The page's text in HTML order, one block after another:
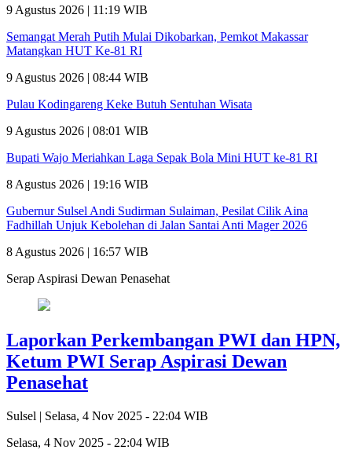
9 Agustus 2026 | 11:19 WIB
Semangat Merah Putih Mulai Dikobarkan, Pemkot Makassar
Matangkan HUT Ke-81 RI
9 Agustus 2026 | 08:44 WIB
Pulau Kodingareng Keke Butuh Sentuhan Wisata
9 Agustus 2026 | 08:01 WIB
Bupati Wajo Meriahkan Laga Sepak Bola Mini HUT ke-81 RI
8 Agustus 2026 | 19:16 WIB
Gubernur Sulsel Andi Sudirman Sulaiman, Pesilat Cilik Aina
Fadhillah Unjuk Kebolehan di Jalan Santai Anti Mager 2026
8 Agustus 2026 | 16:57 WIB
Serap Aspirasi Dewan Penasehat
Laporkan Perkembangan PWI dan HPN,
Ketum PWI Serap Aspirasi Dewan
Penasehat
Sulsel | Selasa, 4 Nov 2025 - 22:04 WIB
Selasa, 4 Nov 2025 - 22:04 WIB